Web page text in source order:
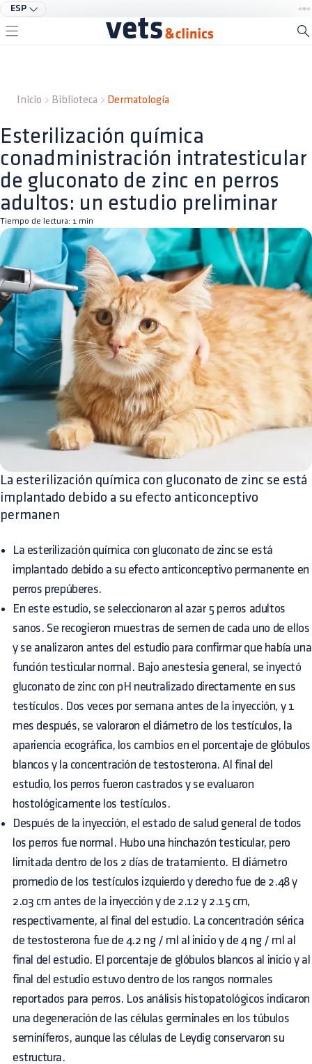
ESP
Inicio Biblioteca Dermatología
Esterilización química
conadministración intratesticular
de gluconato de zinc en perros
adultos: un estudio preliminar
Tiempo de lectura: 1 min
La esterilización química con gluconato de zinc se está
implantado debido a su efecto anticonceptivo
permanen
La esterilización química con gluconato de zinc se está
implantado debido a su efecto anticonceptivo permanente en
perros prepúberes.
En este estudio, se seleccionaron al azar 5 perros adultos
sanos. Se recogieron muestras de semen de cada uno de ellos
y se analizaron antes del estudio para confirmar que había una
función testicular normal. Bajo anestesia general, se inyectó
gluconato de zinc con pH neutralizado directamente en sus
testículos. Dos veces por semana antes de la inyección, y 1
mes después, se valoraron el diámetro de los testículos, la
apariencia ecográfica, los cambios en el porcentaje de glóbulos
blancos y la concentración de testosterona. Al final del
estudio, los perros fueron castrados y se evaluaron
hostológicamente los testículos.
Después de la inyección, el estado de salud general de todos
los perros fue normal. Hubo una hinchazón testicular, pero
limitada dentro de los 2 días de tratamiento. El diámetro
promedio de los testículos izquierdo y derecho fue de 2.48 y
2.03 cm antes de la inyección y de 2.12 y 2.15 cm,
respectivamente, al final del estudio. La concentración sérica
de testosterona fue de 4.2 ng / ml al inicio y de 4 ng / ml al
final del estudio. El porcentaje de glóbulos blancos al inicio y al
final del estudio estuvo dentro de los rangos normales
reportados para perros. Los análisis histopatológicos indicaron
una degeneración de las células germinales en los túbulos
seminíferos, aunque las células de Leydig conservaron su
estructura.